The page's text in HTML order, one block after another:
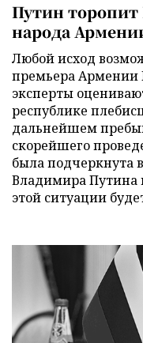
Путин
народа
Любой исход
премьера Армении
эксперты
республике
дальнейшем
скорейшего
была подчеркнута
Владимира Путина
этой ситуации